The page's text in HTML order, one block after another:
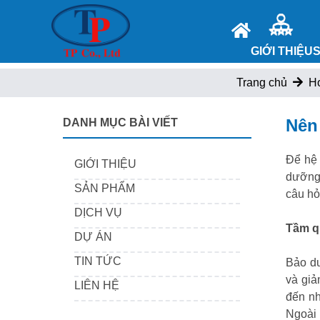
GIỚI THIỆU
Trang chủ
DANH MỤC BÀI VIẾT
GIỚI THIỆU
SẢN PHẨM
DỊCH VỤ
DỰ ÁN
TIN TỨC
LIÊN HỆ
Để hệ
câu
Tầm
Bảo
và
đến